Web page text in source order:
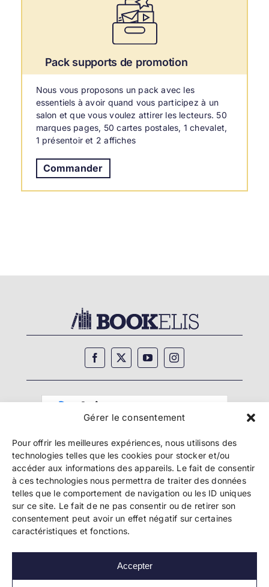
Gérer le consentement
Pour offrir les meilleures expériences, nous utilisons des
technologies telles que les cookies pour stocker et/ou
accéder aux informations des appareils. Le fait de consentir
à ces technologies nous permettra de traiter des données
telles que le comportement de navigation ou les ID uniques
sur ce site. Le fait de ne pas consentir ou de retirer son
consentement peut avoir un effet négatif sur certaines
caractéristiques et fonctions.
Accepter
Pack supports de promotion
Nous vous proposons un pack avec les
essentiels à avoir quand vous participez à un
salon et que vous voulez attirer les lecteurs. 50
marques pages, 50 cartes postales, 1 chevalet,
1 présentoir et 2 affiches
Commander
Copyright 2024 Bookelis –CGU–CGS–CGPPA–
Mentions légales–Politique de confidentialité–
Paiement et sécurité
Les liens essentiels